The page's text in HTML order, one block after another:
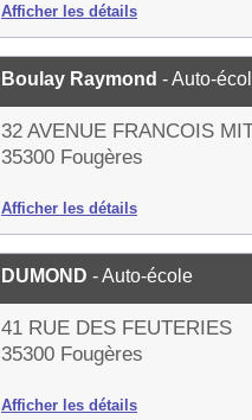
Afficher les détails
Boulay Raymond - Auto-
32 AVENUE FRANCOIS
35300 Fougères
Afficher les détails
DUMOND - Auto-école
41 RUE DES FEUTERIES
35300 Fougères
Afficher les détails